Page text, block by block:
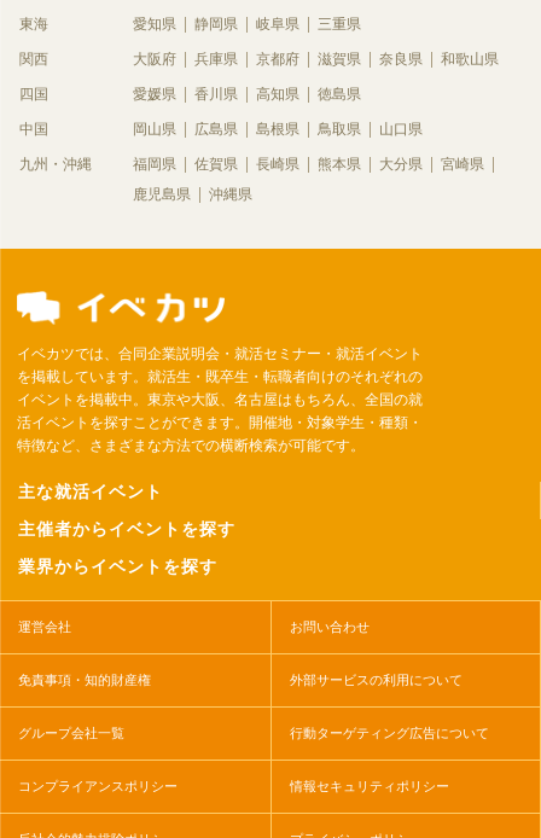
東海 愛知県 静岡県 岐阜県 三重県
関西 大阪府 兵庫県 京都府 滋賀県 奈良県 和歌山県
四国 愛媛県 香川県 高知県 徳島県
中国 岡山県 広島県 島根県 鳥取県 山口県
九州・沖縄 福岡県 佐賀県 長崎県 熊本県 大分県
宮崎県
鹿児島県
沖縄県
イベカツでは、合同企業説明会・就活セミナー・就活イベント
を掲載しています。就活生・既卒生・転職者向けのそれぞれの
イベントを掲載中。東京や大阪、名古屋はもちろん、全国の就
活イベントを探すことができます。開催地・対象学生・種類・
特徴など、さまざまな方法での横断検索が可能です。
主な就活イベント
主催者からイベントを探す
業界からイベントを探す
運営会社 お問い合わせ
免責事項・知的財産権 外部サービスの利用について
グループ会社一覧 行動ターゲティング広告について
コンプライアンスポリシー 情報セキュリティポリシー